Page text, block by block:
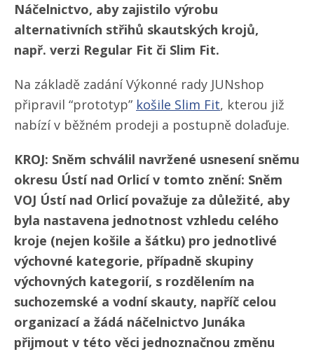
Náčelnictvo, aby zajistilo výrobu
alternativních střihů skautských krojů,
např. verzi Regular Fit či Slim Fit.
Na základě zadání Výkonné rady JUNshop
připravil “prototyp” košile Slim Fit, kterou již
nabízí v běžném prodeji a postupně dolaďuje.
KROJ: Sněm schválil navržené usnesení sněmu
okresu Ústí nad Orlicí v tomto znění: Sněm
VOJ Ústí nad Orlicí považuje za důležité, aby
byla nastavena jednotnost vzhledu celého
kroje (nejen košile a šátku) pro jednotlivé
výchovné kategorie, případně skupiny
výchovných kategorií, s rozdělením na
suchozemské a vodní skauty, napříč celou
organizací a žádá náčelnictvo Junáka
přijmout v této věci jednoznačnou změnu